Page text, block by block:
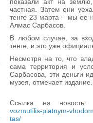
частная. Затем они
тенге 23 марта – мы ее
Алмас Сарбасов.
В любом случае, за
тенге, и это уже
Несмотря на то, что
сама территория и
Сарбасова, эти деньги
музея, отмечает издание.
Ссылка на
vozmutilis-platnym-
tas/